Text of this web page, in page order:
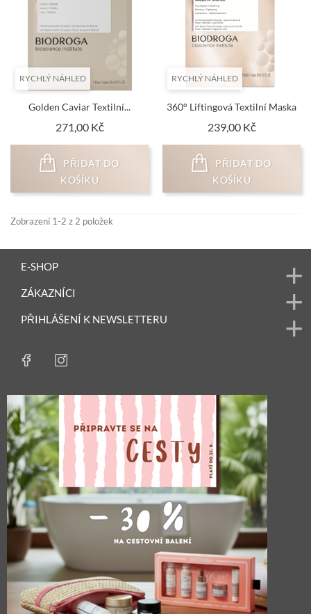
RYCHLÝ NÁHLED
Golden Caviar Textilní...
271,00 KčCena
KOŠÍKU
RYCHLÝ NÁHLED
360° Liftingová Textilní Maska
239,00 KčCena
KOŠÍKU
Zobrazení 1-2 z 2 položek
E-SHOP
ZÁKAZNÍCI
PŘIHLÁŠENÍ K NEWSLETTERU